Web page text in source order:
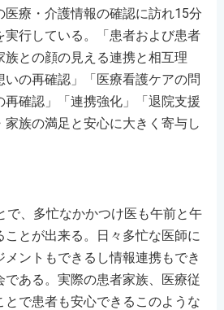
療・介護情報の確認に訪れ15分
実行している。「患者および患者
との顔の見える連携と相互理
の再確認」「医療看護ケアの問
再確認」「連携強化」「退院支援
族の満足と安心に大きく寄与し
で、多忙なかかつけ医も午前と午
とが出来る。日々多忙な医師に
メントもできるし情報連携もでき
である。実際の患者家族、医療従
で患者も安心できるこのような